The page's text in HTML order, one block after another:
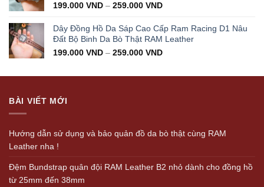
199.000 VND – 259.000 VND
Dây Đồng Hồ Da Sáp Cao Cấp Ram Racing D1 Nâu
Đất Bộ Binh Da Bò Thật RAM Leather
199.000 VND – 259.000 VND
BÀI VIẾT MỚI
Hướng dẫn sử dụng và bảo quản đồ da bò thật cùng RAM
Leather nha !
Đệm Bundstrap quân đội RAM Leather B2 nhỏ dành cho đồng hồ
từ 25mm đến 38mm